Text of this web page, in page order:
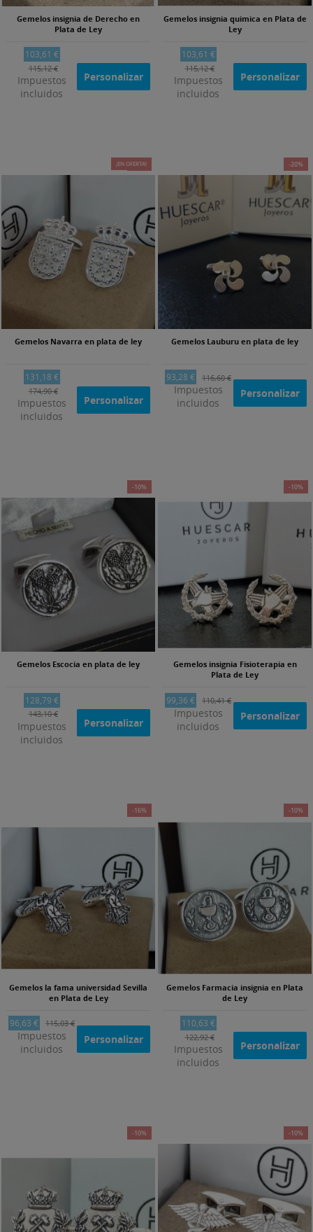
Gemelos insignia de Derecho en
Plata de Ley
103,61 €
115,12 €
Impuestos
incluidos
Personalizar
Gemelos insignia quimica en Plata de
Ley
103,61 €
115,12 €
Impuestos
incluidos
Personalizar
-25%
¡EN OFERTA!
Gemelos Navarra en plata de ley
131,18 €
174,90 €
Impuestos
incluidos
Personalizar
-20%
Gemelos Lauburu en plata de ley
93,28 € 116,60 €
Impuestos
incluidos
Personalizar
-10%
Gemelos Escocia en plata de ley
128,79 €
143,10 €
Impuestos
incluidos
Personalizar
-10%
Gemelos insignia Fisioterapia en
Plata de Ley
99,36 € 110,41 €
Impuestos
incluidos
Personalizar
-16%
Gemelos la fama universidad Sevilla
en Plata de Ley
96,63 € 115,03 €
Impuestos
incluidos
Personalizar
-10%
Gemelos Farmacia insignia en Plata
de Ley
110,63 €
122,92 €
Impuestos
incluidos
Personalizar
-10% -10%